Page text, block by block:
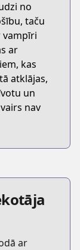
no
taču
vampīri
ar
kas
atklājas,
un
nav
ar